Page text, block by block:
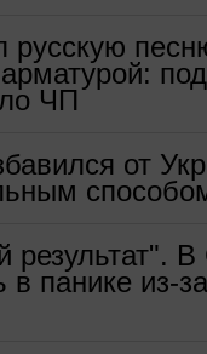
русскую
ЧП
от
результат".
в панике из-